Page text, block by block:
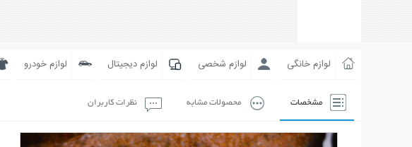
لوازم خانگی لوازم شخصی لوازم دیجیتال لوازم خودرو
مشخصات محصولات مشابه نظرات کاربران